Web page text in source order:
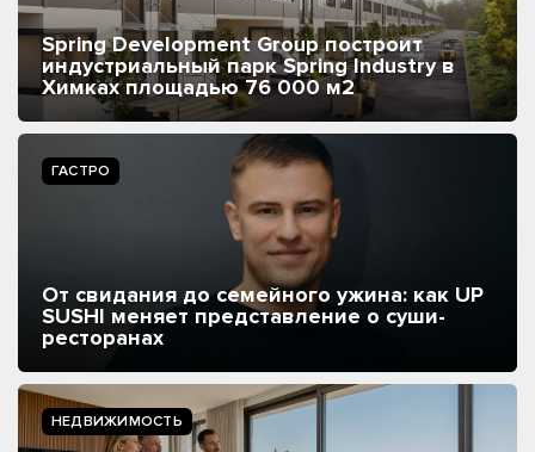
Spring Development Group построит
индустриальный парк Spring Industry в
Химках площадью 76 000 м2
ГАСТРО
От свидания до семейного ужина: как UP
SUSHI меняет представление о суши-
ресторанах
НЕДВИЖИМОСТЬ